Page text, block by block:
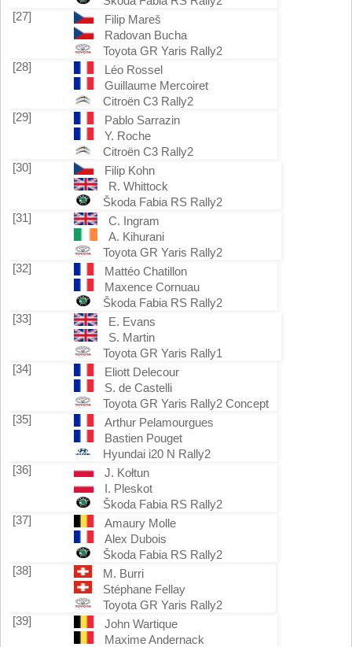
[27]
Filip Mareš
Radovan Bucha
Toyota GR Yaris Rally2
[28]
Léo Rossel
Guillaume Mercoiret
Citroën C3 Rally2
[29]
Pablo Sarrazin
Y. Roche
Citroën C3 Rally2
[30]
Filip Kohn
R. Whittock
Škoda Fabia RS Rally2
[31]
C. Ingram
A. Kihurani
Toyota GR Yaris Rally2
[32]
Mattéo Chatillon
Maxence Cornuau
Škoda Fabia RS Rally2
[33]
E. Evans
S. Martin
Toyota GR Yaris Rally1
[34]
Eliott Delecour
S. de Castelli
Toyota GR Yaris Rally2 Concept
[35]
Arthur Pelamourgues
Bastien Pouget
Hyundai i20 N Rally2
[36]
J. Kołtun
I. Pleskot
Škoda Fabia RS Rally2
[37]
Amaury Molle
Alex Dubois
Škoda Fabia RS Rally2
[38]
M. Burri
Stéphane Fellay
Toyota GR Yaris Rally2
[39]
John Wartique
Maxime Andernack